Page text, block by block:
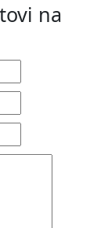
na